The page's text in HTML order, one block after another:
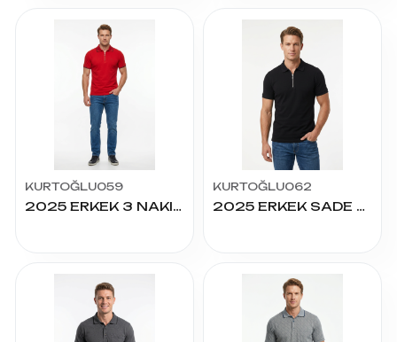
KURTOĞLU059
2025 ERKEK 3 NAKIŞ FERMUARLI TİŞÖRT
KURTOĞLU062
2025 ERKEK SADE FERMUARLI TİŞÖRT